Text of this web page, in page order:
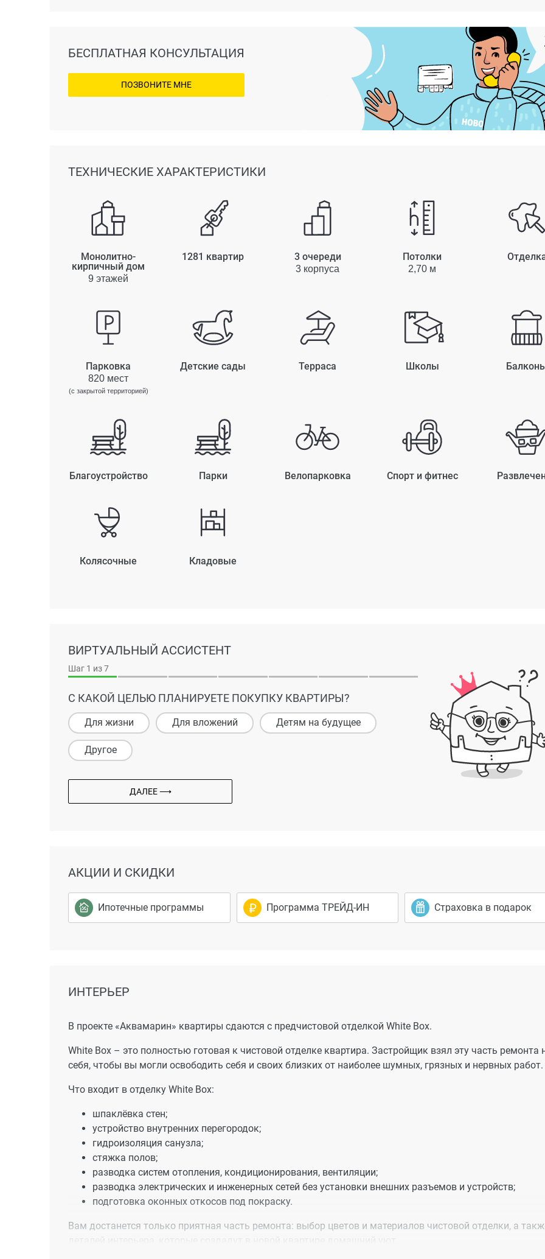
БЕСПЛАТНАЯ КОНСУЛЬТАЦИЯ
ПОЗВОНИТЕ МНЕ
ТЕХНИЧЕСКИЕ ХАРАКТЕРИСТИКИ
Монолитно-
кирпичный дом
9 этажей
1281 квартир 3 очереди
3 корпуса
Потолки
2,70 м
Парковка
820 мест
(с закрытой территорией)
Детские сады Терраса Школы
Благоустройство Парки Велопарковка Спорт и фитнес
Колясочные Кладовые
ВИРТУАЛЬНЫЙ АССИСТЕНТ
Шаг 1 из 7
С КАКОЙ ЦЕЛЬЮ ПЛАНИРУЕТЕ ПОКУПКУ КВАРТИРЫ?
Для жизни Для вложений Детям на будущее
Другое
ДАЛЕЕ ⟶
АКЦИИ И СКИДКИ
Ипотечные программы Программа ТРЕЙД-ИН Страховка в подарок
ИНТЕРЬЕР
В проекте «Аквамарин» квартиры сдаются с предчистовой отделкой White Box.
White Box – это полностью готовая к чистовой отделке квартира. Застройщик взял эту часть ремонта
себя, чтобы вы могли освободить себя и своих близких от наиболее шумных, грязных и нервных работ.
Что входит в отделку White Box:
шпаклёвка стен;
устройство внутренних перегородок;
гидроизоляция санузла;
стяжка полов;
разводка систем отопления, кондиционирования, вентиляции;
разводка электрических и инженерных сетей без установки внешних разъемов и устройств;
подготовка оконных откосов под покраску.
Вам достанется только приятная часть ремонта: выбор цветов и материалов чистовой отделки, а
деталей интерьера, которые создадут в новой квартире домашний уют.